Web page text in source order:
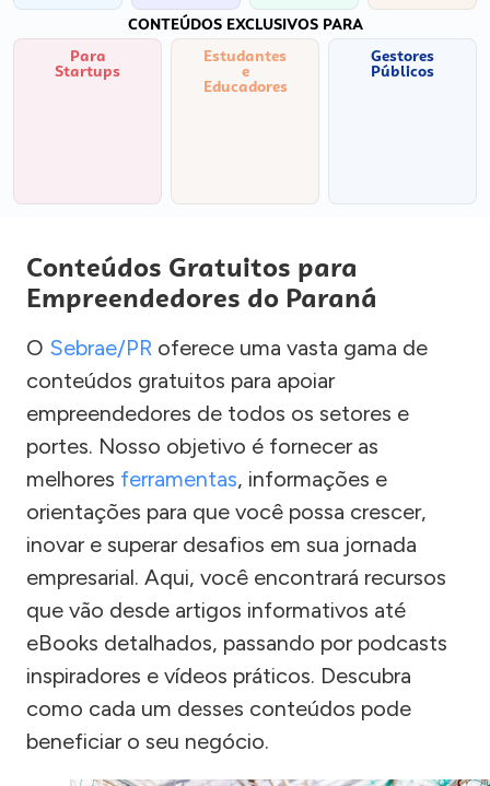
CONTEÚDOS EXCLUSIVOS PARA
Para
Startups
Estudantes
e
Educadores
Gestores
Públicos
Conteúdos Gratuitos para
Empreendedores do Paraná
O Sebrae/PR oferece uma vasta gama de
conteúdos gratuitos para apoiar
empreendedores de todos os setores e
portes. Nosso objetivo é fornecer as
melhores ferramentas, informações e
orientações para que você possa crescer,
inovar e superar desafios em sua jornada
empresarial. Aqui, você encontrará recursos
que vão desde artigos informativos até
eBooks detalhados, passando por podcasts
inspiradores e vídeos práticos. Descubra
como cada um desses conteúdos pode
beneficiar o seu negócio.